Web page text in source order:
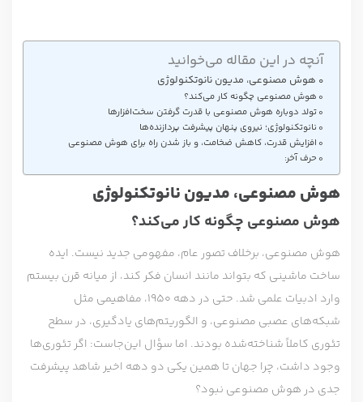
آنچه در این مقاله می‌خوانید
هوش مصنوعی، مدیون نانوتکنولوژی
هوش مصنوعی چگونه کار می‌کند؟
تولد دوباره هوش مصنوعی با قدرت گرفتن سخت‌افزارها
نانوتکنولوژی؛ نیروی پنهان پیشرفت پردازنده‌ها
افزایش قدرت، کاهش ضخامت، و باز شدن راه برای هوش مصنوعی
حرف آخر:
هوش مصنوعی، مدیون نانوتکنولوژی
هوش مصنوعی چگونه کار می‌کند؟
هوش مصنوعی، برخلاف تصور عام، مفهومی جدید نیست. ایده
ساخت ماشینی که بتواند مانند انسان فکر کند، از میانه قرن بیستم
وارد ادبیات علمی شد. حتی در دهه ۱۹۵۰، مفاهیمی مثل
شبکه‌های عصبی مصنوعی، و الگوریتم‌های یادگیری، در سطح
تئوری کاملاً شناخته‌شده بودند. اما سؤال این‌جاست: اگر تئوری‌ها
وجود داشت، چرا جهان تا همین یکی دو دهه اخیر شاهد پیشرفت
جدی در هوش مصنوعی نبود؟